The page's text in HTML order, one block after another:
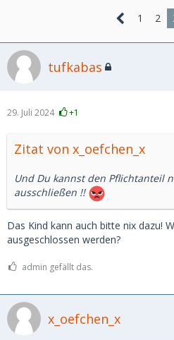
1 2
tufkabas
29. Juli 2024 +1
Zitat von x_oefchen_x
Und Du kannst den Pflichtanteil
ausschließen !!
Das Kind kann auch bitte nix dazu!
ausgeschlossen werden?
admin gefällt das.
x_oefchen_x